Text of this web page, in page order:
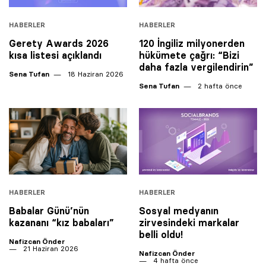
HABERLER
Gerety Awards 2026
kısa listesi açıklandı
Sena Tufan 18 Haziran 2026
HABERLER
120 İngiliz milyonerden
hükümete çağrı: “Bizi
daha fazla vergilendirin”
Sena Tufan 2 hafta önce
HABERLER
Babalar Günü’nün
kazananı “kız babaları”
Nafizcan Önder
21 Haziran 2026
HABERLER
Sosyal medyanın
zirvesindeki markalar
belli oldu!
Nafizcan Önder
4 hafta önce